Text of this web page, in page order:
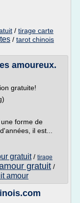
/ tirage carte
/ tarot chinois
amoureux.
gratuite!
forme de
il est...
gratuit/ tirage
gratuit /
amour